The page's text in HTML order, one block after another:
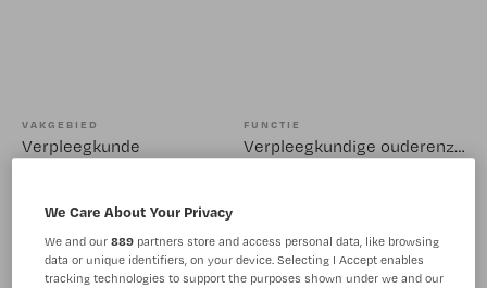
VAKGEBIED
Verpleegkunde
FUNCTIE
Verpleegkundige ouderenzorg
GGZ
PLAATSINGSDATUM
5 mei 2026
NIVEAU
MBO
We Care About Your Privacy
We and our889 partners store and access personal data, like browsing
data or unique identifiers, on your device. Selecting I Accept enables
tracking technologies to support the purposes shown under we and our